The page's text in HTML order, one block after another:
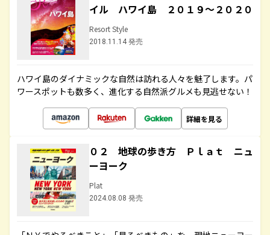
イル ハワイ島 ２０１９～２０２０
Resort Style
2018.11.14 発売
ハワイ島のダイナミックな自然は訪れる人々を魅了します。パ
ワースポットも数多く、進化する自然派グルメも見逃せない！
詳細を見る
０２ 地球の歩き方 Ｐｌａｔ ニュ
ーヨーク
Plat
2024.08.08 発売